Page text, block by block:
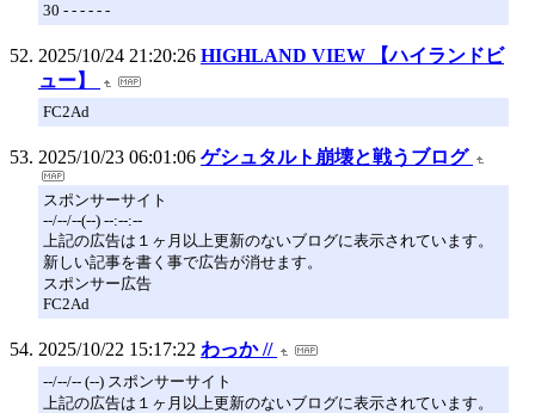
30 - - - - - -
2025/10/24 21:20:26 HIGHLAND VIEW 【ハイランドビ
ュー】
FC2Ad
2025/10/23 06:01:06 ゲシュタルト崩壊と戦うブログ
スポンサーサイト
--/--/--(--) --:--:--
上記の広告は１ヶ月以上更新のないブログに表示されています。
新しい記事を書く事で広告が消せます。
スポンサー広告
FC2Ad
2025/10/22 15:17:22 わっか //
--/--/-- (--) スポンサーサイト
上記の広告は１ヶ月以上更新のないブログに表示されています。